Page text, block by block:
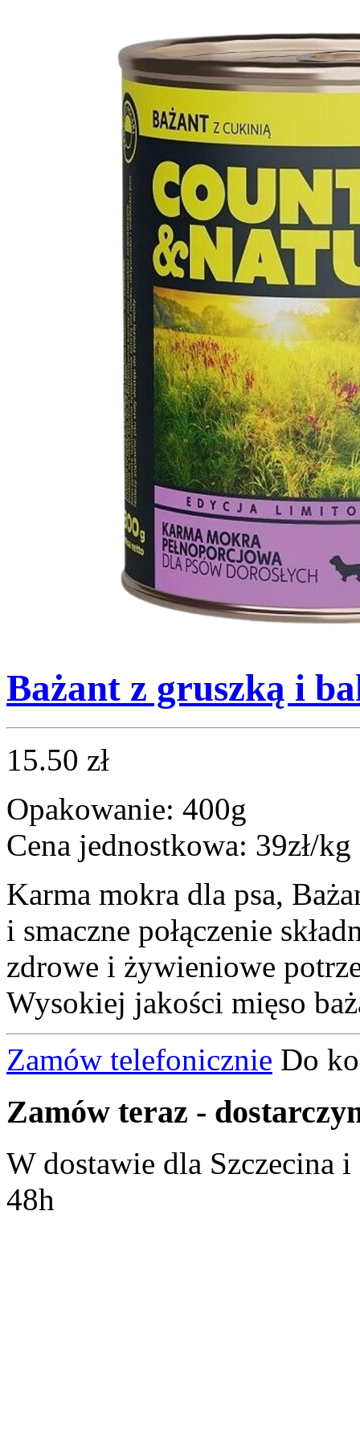
Bażant z gruszką i
15.50 zł
Opakowanie: 400g
Cena jednostkowa: 39zł/kg
Karma mokra dla psa,
i smaczne połączenie
zdrowe i żywieniowe
Wysokiej jakości mięso
Zamów telefonicznie Do
Zamów teraz -
W dostawie dla Szczecina
48h